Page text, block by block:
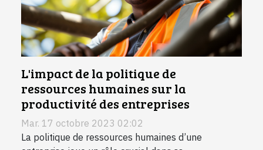
L'impact de la politique de
ressources humaines sur la
productivité des entreprises
Mar. 17 octobre 2023 02:02
La politique de ressources humaines d’une